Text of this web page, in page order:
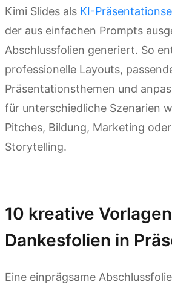
Kimi Slides als KI-
der aus einfachen Prompts
Abschlussfolien generiert. So
professionelle Layouts,
Präsentationsthemen und
für unterschiedliche Szenarien
Pitches, Bildung, Marketing
Storytelling.
10 kreative
Dankesfolien in
Eine einprägsame